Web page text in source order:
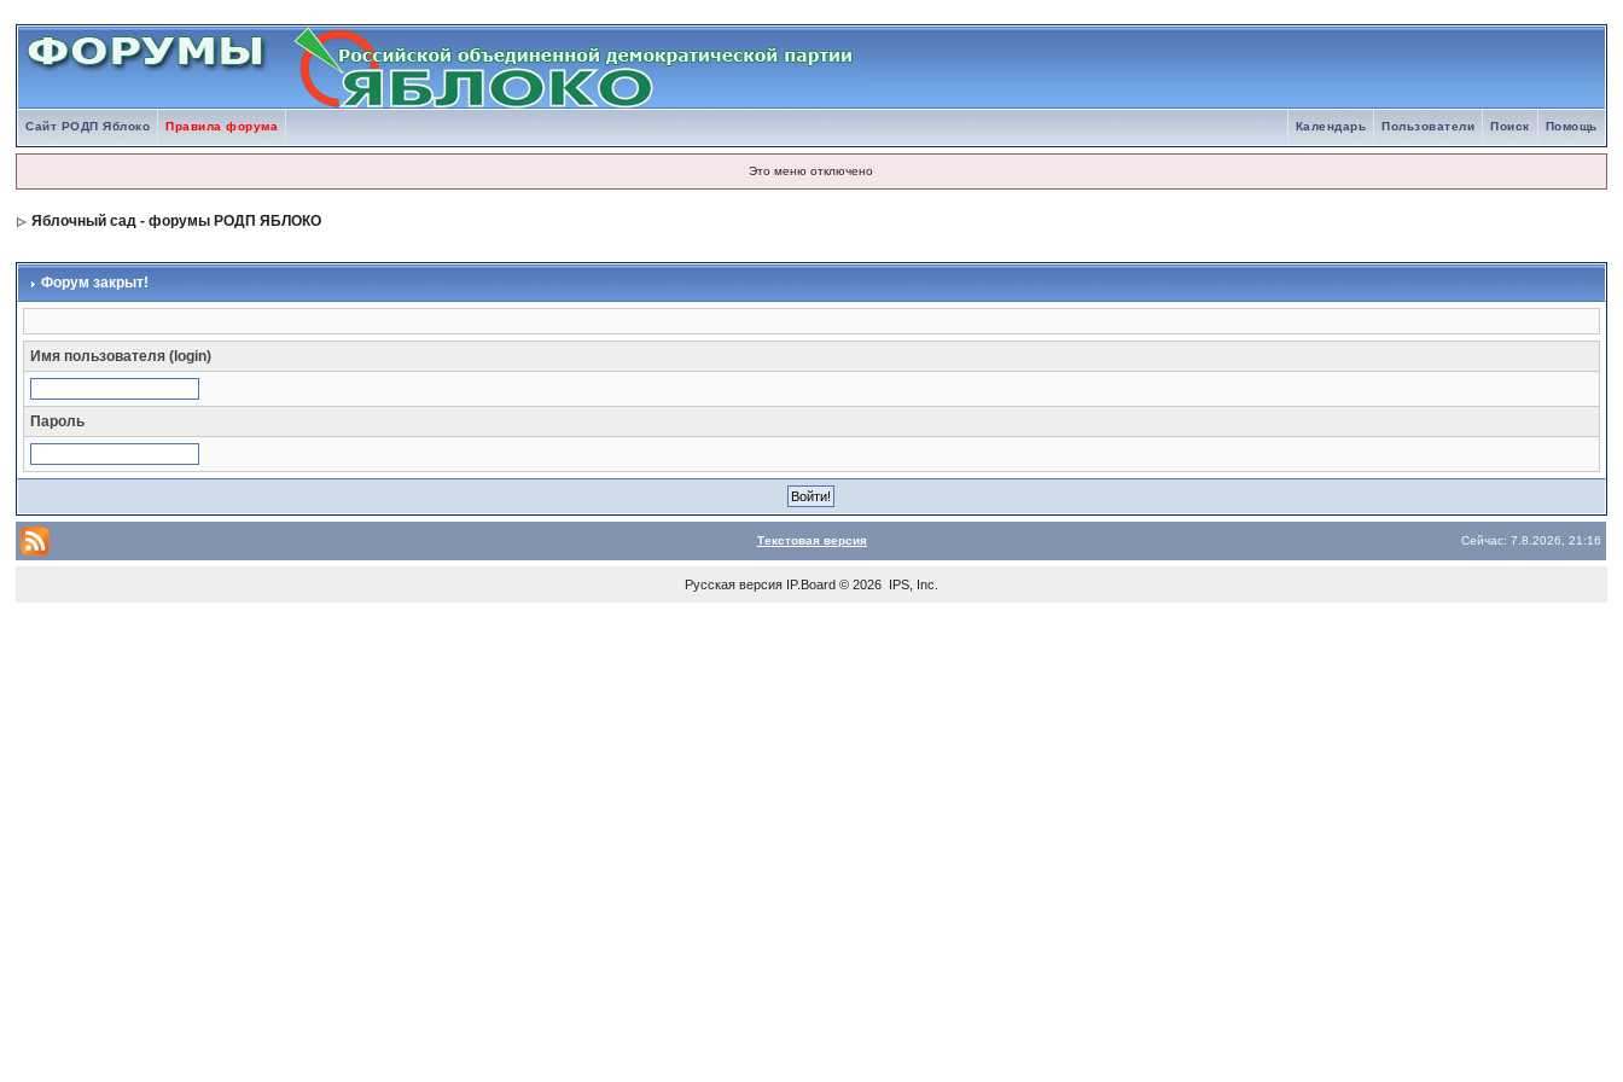
Сайт РОДП Яблоко Правила форума Помощь
Поиск
Пользователи
Календарь
Это меню отключено
Яблочный сад - форумы РОДП ЯБЛОКО
Форум закрыт!
Имя пользователя (login)
Пароль
Текстовая версия Сейчас: 7.8.2026, 21:16
Русская версия IP.Board© 2026 IPS, Inc